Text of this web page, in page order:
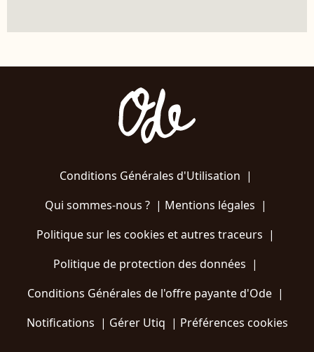
Conditions Générales d'Utilisation |
Qui sommes-nous ?| Mentions légales |
Politique sur les cookies et autres traceurs |
Politique de protection des données |
Conditions Générales de l'offre payante d'Ode |
Notifications | Gérer Utiq | Préférences cookies